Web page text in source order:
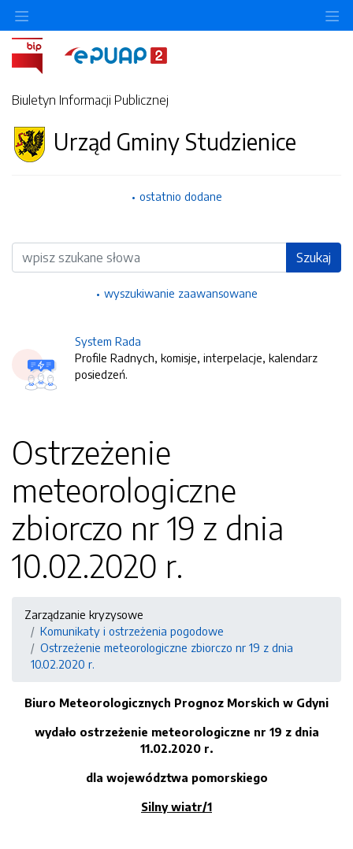
Biuletyn Informacji Publicznej
Urząd Gminy Studzienice
ostatnio dodane
Wyszukiwarka Szukaj
wyszukiwanie zaawansowane
System Rada
Profile Radnych, komisje, interpelacje, kalendarz
posiedzeń.
Ostrzeżenie
meteorologiczne
zbiorczo nr 19 z dnia
10.02.2020 r.
Zarządzanie kryzysowe
Komunikaty i ostrzeżenia pogodowe
Ostrzeżenie meteorologiczne zbiorczo nr 19 z dnia
10.02.2020 r.
Biuro Meteorologicznych Prognoz Morskich w Gdyni
wydało ostrzeżenie meteorologiczne nr 19 z dnia
11.02.2020 r.
dla województwa pomorskiego
Silny wiatr/1